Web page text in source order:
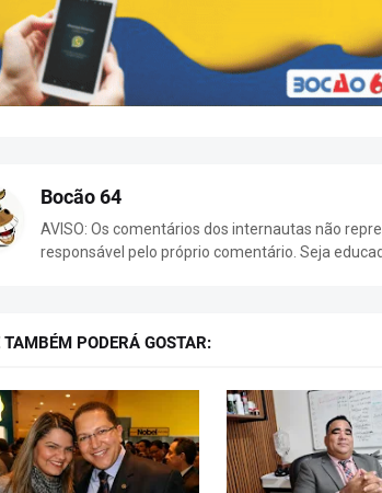
Bocão 64
AVISO: Os comentários dos internautas não
responsável pelo próprio comentário. Seja
TAMBÉM PODERÁ GOSTAR: